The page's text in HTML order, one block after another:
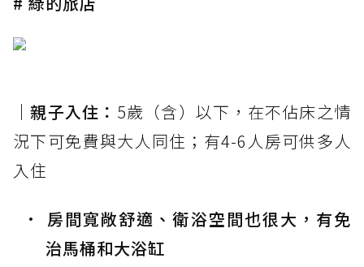
｜親子入住： 5歲（含）以下，在不佔床之情
況下可免費與大人同住；有4-6人房可供多人
入住
房間寬敞舒適、衛浴空間也很大，有免
治馬桶和大浴缸